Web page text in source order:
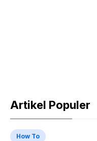
Artikel Populer
How To